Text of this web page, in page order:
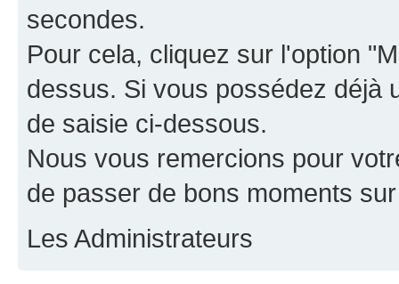
secondes.
Pour cela, cliquez sur l'option
dessus. Si vous possédez déjà
de saisie ci-dessous.
Nous vous remercions pour
de passer de bons moments
Les Administrateurs